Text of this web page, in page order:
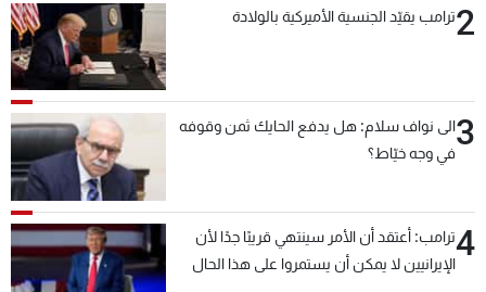
2ترامب يقيّد الجنسية الأميركية بالولادة
3الى نواف سلام: هل يدفع الحايك ثمن وقوفه
في وجه خيّاط؟
4ترامب: أعتقد أن الأمر سينتهي قريبًا جدًا لأن
الإيرانيين لا يمكن أن يستمروا على هذا الحال